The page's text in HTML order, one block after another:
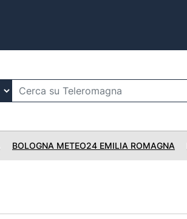
BOLOGNA METEO24 EMILIA ROMAGNA